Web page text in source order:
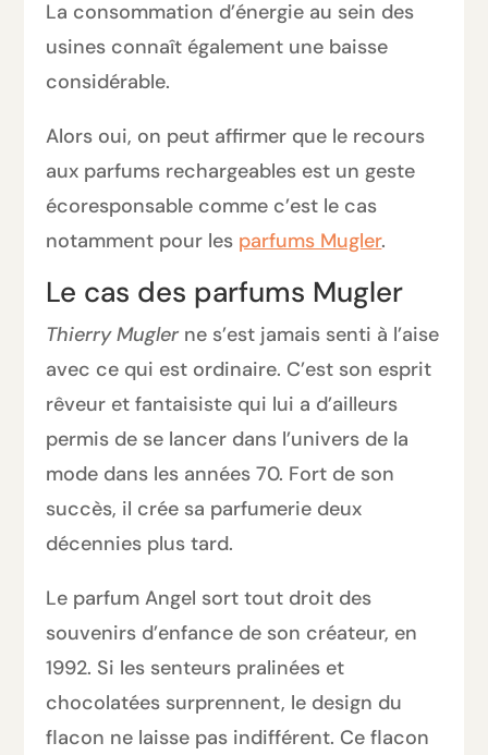
La consommation d’énergie au sein des
usines connaît également une baisse
considérable.
Alors oui, on peut affirmer que le recours
aux parfums rechargeables est un geste
écoresponsable comme c’est le cas
notamment pour les parfums Mugler.
Le cas des parfums Mugler
Thierry Muglerne s’est jamais senti à l’aise
avec ce qui est ordinaire. C’est son esprit
rêveur et fantaisiste qui lui a d’ailleurs
permis de se lancer dans l’univers de la
mode dans les années 70. Fort de son
succès, il crée sa parfumerie deux
décennies plus tard.
Le parfum Angel sort tout droit des
souvenirs d’enfance de son créateur, en
1992. Si les senteurs pralinées et
chocolatées surprennent, le design du
flacon ne laisse pas indifférent. Ce flacon